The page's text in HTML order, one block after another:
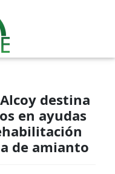
destina
en ayudas
de amianto